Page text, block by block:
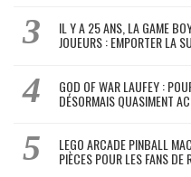
IL Y A 25 ANS, LA GAME
JOUEURS : EMPORTER LA
GOD OF WAR LAUFEY :
DÉSORMAIS QUASIMENT
LEGO ARCADE PINBALL
PIÈCES POUR LES FANS DE